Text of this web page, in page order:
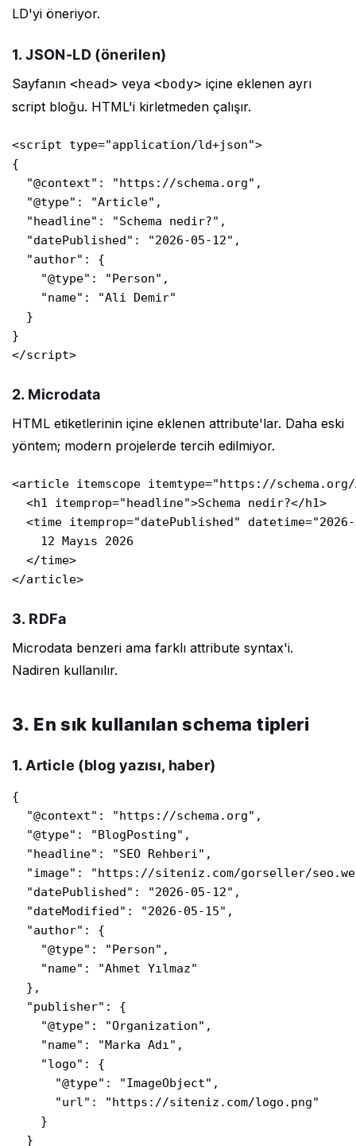
LD'yi öneriyor.
1. JSON-LD (önerilen)
Sayfanın <head> veya <body> içine eklenen ayrı
script bloğu. HTML'i kirletmeden çalışır.
<script type="application/ld+json">
{
  "@context": "https://schema.org",
  "@type": "Article",
  "headline": "Schema nedir?",
  "datePublished": "2026-05-12",
  "author": {
    "@type": "Person",
    "name": "Ali Demir"
  }
}
</script>
2. Microdata
HTML etiketlerinin içine eklenen attribute'lar. Daha eski
yöntem; modern projelerde tercih edilmiyor.
<article itemscope itemtype="https://
  <h1 itemprop="headline">Schema nedir?</h1>
<time itemprop="datePublished"
    12 Mayıs 2026
  </time>
</article>
3. RDFa
Microdata benzeri ama farklı attribute syntax'i.
Nadiren kullanılır.
3. En sık kullanılan schema tipleri
1. Article (blog yazısı, haber)
{
  "@context": "https://schema.org",
  "@type": "BlogPosting",
  "headline": "SEO Rehberi",
"image": "https://siteniz.com/gorseller/
  "datePublished": "2026-05-12",
  "dateModified": "2026-05-15",
  "author": {
    "@type": "Person",
    "name": "Ahmet Yılmaz"
  },
  "publisher": {
    "@type": "Organization",
    "name": "Marka Adı",
    "logo": {
      "@type": "ImageObject",
      "url": "https://siteniz.com/logo.png"
    }
  }